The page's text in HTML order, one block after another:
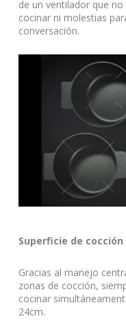
de un ventilador que
cocinar ni molestias
conversación.
Superficie de
Gracias al manejo
zonas de cocción,
cocinar
24cm.